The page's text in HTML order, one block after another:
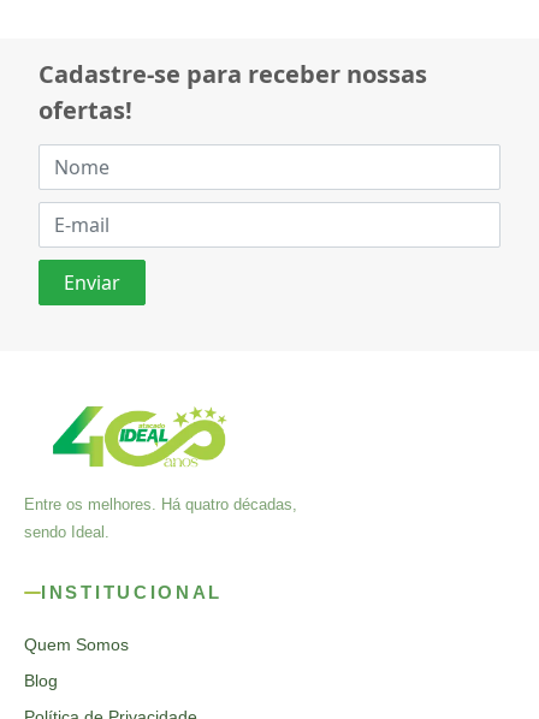
Cadastre-se para receber nossas
ofertas!
Entre os melhores. Há quatro décadas,
sendo Ideal.
INSTITUCIONAL
Quem Somos
Blog